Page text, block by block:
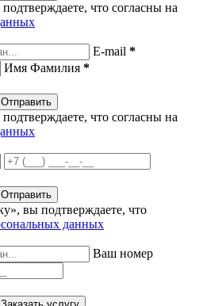
что согласны на
E-mail *
Имя Фамилия *
что согласны на
вы подтверждаете, что
данных
Ваш номер